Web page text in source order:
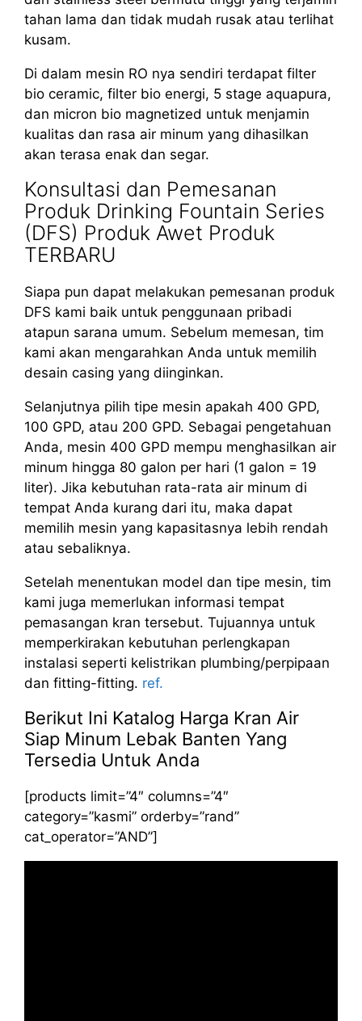
tahan lama dan tidak mudah rusak atau terlihat
kusam.
Di dalam mesin RO nya sendiri terdapat filter
bio ceramic, filter bio energi, 5 stage aquapura,
dan micron bio magnetized untuk menjamin
kualitas dan rasa air minum yang dihasilkan
akan terasa enak dan segar.
Konsultasi dan Pemesanan
Produk Drinking Fountain Series
(DFS) Produk Awet Produk
TERBARU
Siapa pun dapat melakukan pemesanan produk
DFS kami baik untuk penggunaan pribadi
atapun sarana umum. Sebelum memesan, tim
kami akan mengarahkan Anda untuk memilih
desain casing yang diinginkan.
Selanjutnya pilih tipe mesin apakah 400 GPD,
100 GPD, atau 200 GPD. Sebagai pengetahuan
Anda, mesin 400 GPD mempu menghasilkan air
minum hingga 80 galon per hari (1 galon = 19
liter). Jika kebutuhan rata-rata air minum di
tempat Anda kurang dari itu, maka dapat
memilih mesin yang kapasitasnya lebih rendah
atau sebaliknya.
Setelah menentukan model dan tipe mesin, tim
kami juga memerlukan informasi tempat
pemasangan kran tersebut. Tujuannya untuk
memperkirakan kebutuhan perlengkapan
instalasi seperti kelistrikan plumbing/perpipaan
dan fitting-fitting. ref.
Berikut Ini Katalog Harga Kran Air
Siap Minum Lebak Banten Yang
Tersedia Untuk Anda
[products limit=”4″ columns=”4″
category=”kasmi” orderby=”rand”
cat_operator=”AND”]